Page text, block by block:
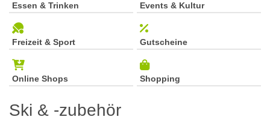
Essen & Trinken Events & Kultur
Freizeit & Sport Gutscheine
Online Shops Shopping
Ski & -zubehör